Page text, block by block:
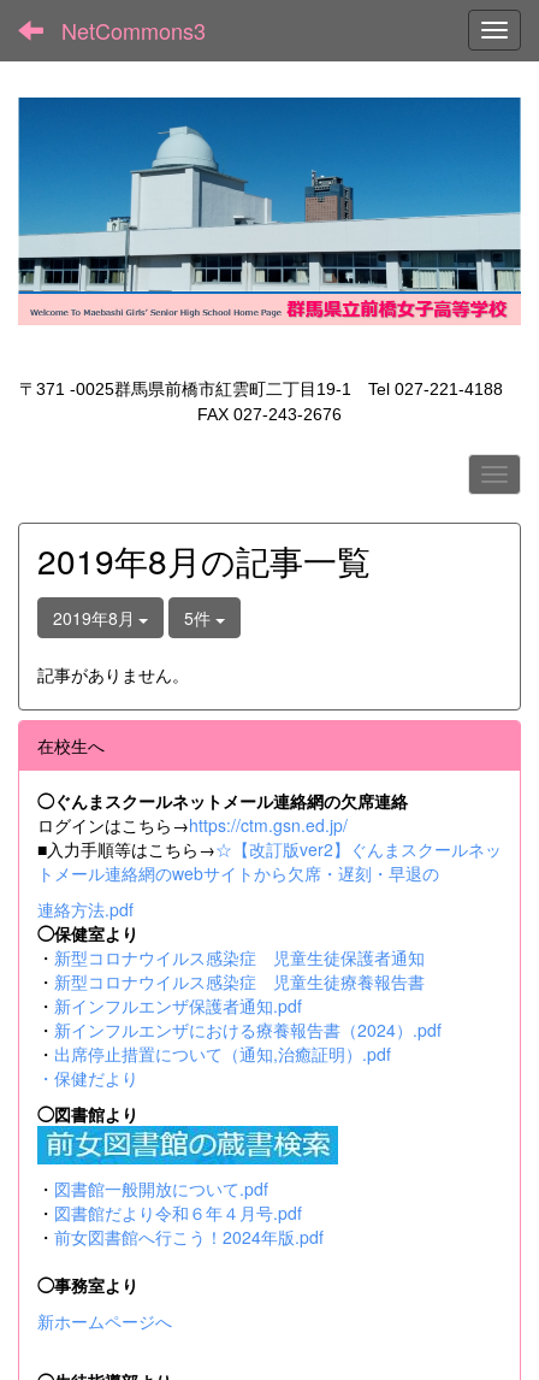
NetCommons3
〒371 -0025群馬県前橋市紅雲町二丁目19-1 Tel 027-221-4188
FAX 027-243-2676
2019年8月の記事一覧
2019年8月 5件
記事がありません。
在校生へ
◯ぐんまスクールネットメール連絡網の欠席連絡
ログインはこちら→https://ctm.gsn.ed.jp/
■入力手順等はこちら→☆【改訂版ver2】ぐんまスクールネッ
トメール連絡網のwebサイトから欠席・遅刻・早退の
連絡方法.pdf
◯保健室より
・ 新型コロナウイルス感染症 児童生徒保護者通知
・ 新型コロナウイルス感染症 児童生徒療養報告書
・ 新インフルエンザ保護者通知.pdf
・ 新インフルエンザにおける療養報告書（2024）.pdf
・ 出席停止措置について（通知,治癒証明）.pdf
・ 保健だより
◯図書館より
・ 図書館一般開放について.pdf
・ 図書館だより令和６年４月号.pdf
・ 前女図書館へ行こう！2024年版.pdf
◯事務室より
新ホームページへ